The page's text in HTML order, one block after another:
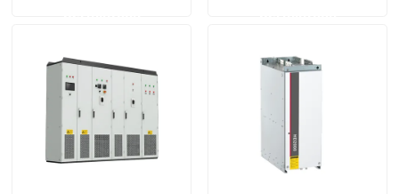
Tentang kami
Tur Pabrik